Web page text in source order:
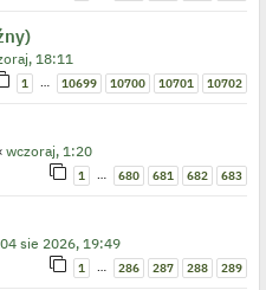
18:11
1 … 10699 10700 10701 10702
wczoraj, 1:20
1 … 680 681 682 683
04 sie 2026, 19:49
1 … 286 287 288 289